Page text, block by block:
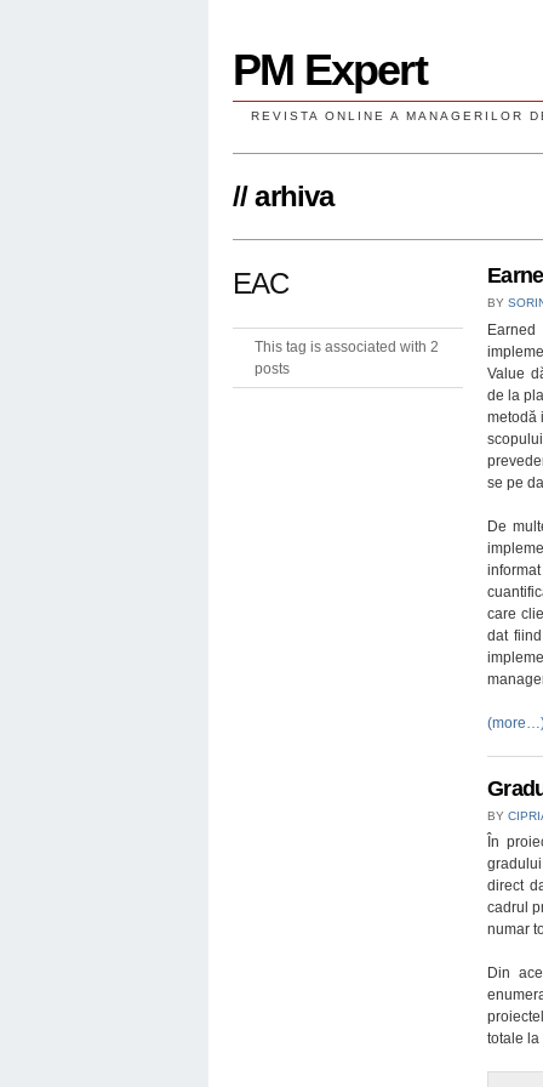
PM Expert
REVISTA ONLINE A MANAGERILOR
// arhiva
EAC
This tag is associated with 2
posts
BY
Value
de la
metodă
se pe
De
care
dat
BY
În
direct
cadrul
numar
Din
totale la